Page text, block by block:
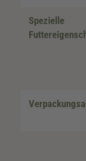
Spezielle